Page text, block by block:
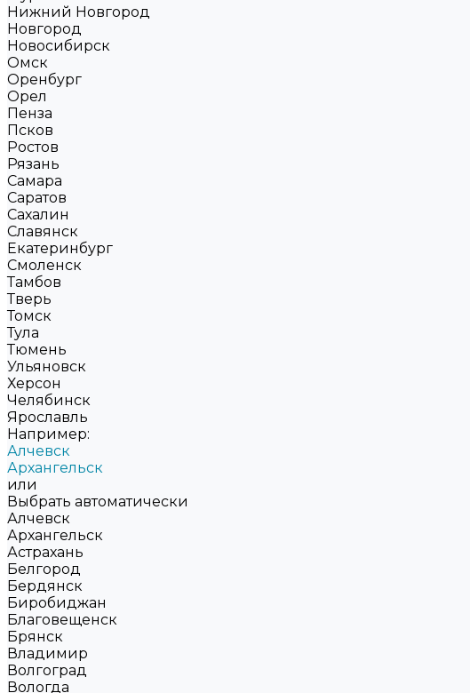
Нижний Новгород
Новгород
Новосибирск
Омск
Оренбург
Орел
Пенза
Псков
Ростов
Рязань
Самара
Саратов
Сахалин
Славянск
Екатеринбург
Смоленск
Тамбов
Тверь
Томск
Тула
Тюмень
Ульяновск
Херсон
Челябинск
Ярославль
Например:
Алчевск
Архангельск
или
Выбрать автоматически
Алчевск
Архангельск
Астрахань
Белгород
Бердянск
Биробиджан
Благовещенск
Брянск
Владимир
Волгоград
Вологда